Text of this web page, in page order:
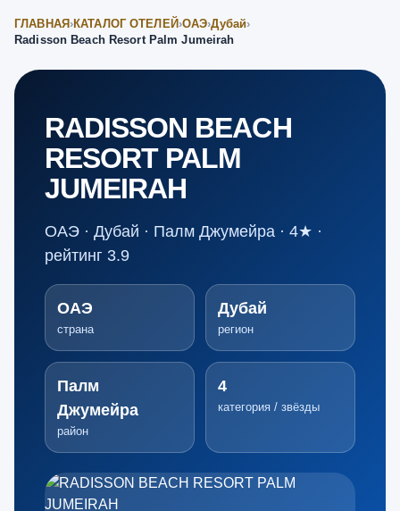
ГЛАВНАЯ ›КАТАЛОГ ОТЕЛЕЙ ›ОАЭ›Дубай›
Radisson Beach Resort Palm Jumeirah
RADISSON BEACH
RESORT PALM
JUMEIRAH
ОАЭ · Дубай · Палм Джумейра · 4★ ·
рейтинг 3.9
ОАЭ
страна
Дубай
регион
Палм
Джумейра
район
4
категория / звёзды